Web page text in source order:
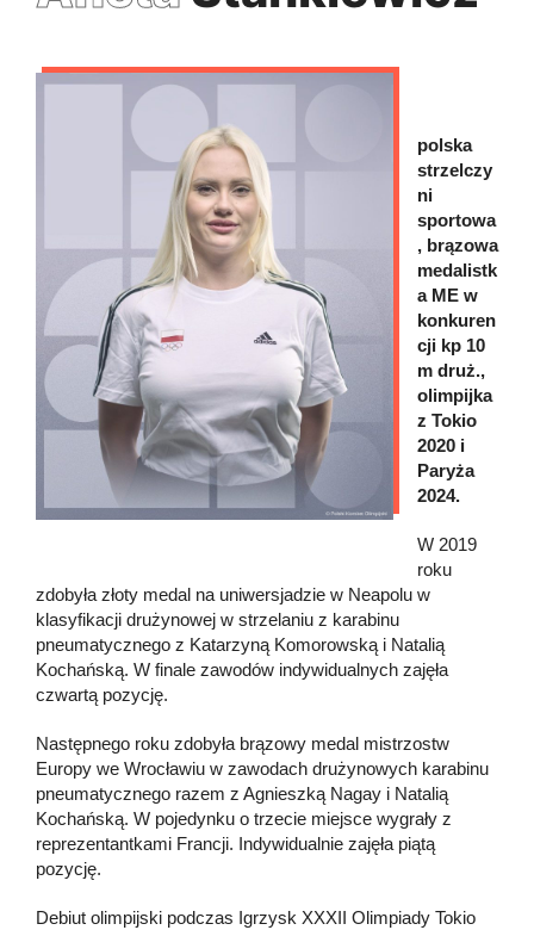
polska
strzelczy
ni
sportowa
, brązowa
medalistk
a ME w
konkuren
cji kp 10
m druż.,
olimpijka
z Tokio
2020 i
Paryża
2024.
W 2019
roku
zdobyła złoty medal na uniwersjadzie w Neapolu w
klasyfikacji drużynowej w strzelaniu z karabinu
pneumatycznego z Katarzyną Komorowską i Natalią
Kochańską. W finale zawodów indywidualnych zajęła
czwartą pozycję.
Następnego roku zdobyła brązowy medal mistrzostw
Europy we Wrocławiu w zawodach drużynowych karabinu
pneumatycznego razem z Agnieszką Nagay i Natalią
Kochańską. W pojedynku o trzecie miejsce wygrały z
reprezentantkami Francji. Indywidualnie zajęła piątą
pozycję.
Debiut olimpijski podczas Igrzysk XXXII Olimpiady Tokio